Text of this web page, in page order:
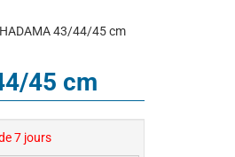
43/44/45 cm
45 cm
7 jours